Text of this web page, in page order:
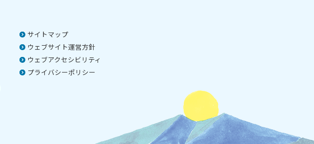
サイトマップ
ウェブサイト運営方針
ウェブアクセシビリティ
プライバシーポリシー